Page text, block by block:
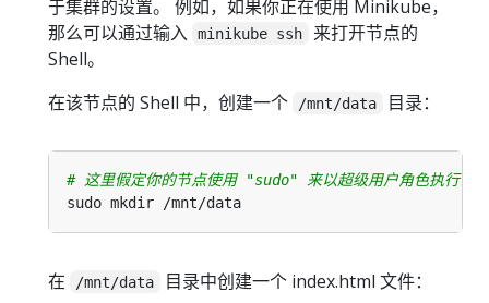
于集群的设置。 例如，如果你正在使用 Minikube，
那么可以通过输入 minikube ssh
来打开节点的
Shell。
在该节点的 Shell 中，创建一个
/mnt/data 目录：
# 这里假定你的节点使用 "sudo" 来以超级用户角色执行命令
在 /mnt/data 目录中创建一个 index.html 文件：